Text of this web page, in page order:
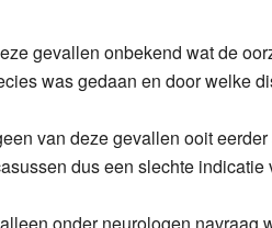
gevallen onbekend wat de
was gedaan en door welke
van deze gevallen ooit
dus een slechte
onder neurologen navraag